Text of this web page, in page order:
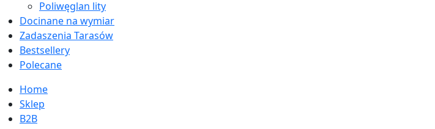
Poliwęglan lity
Docinane na wymiar
Zadaszenia Tarasów
Bestsellery
Polecane
Home
Sklep
B2B